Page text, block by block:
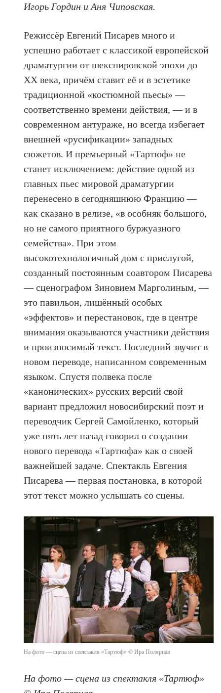
Игорь Гордин и Аня Чиповская.
Режиссёр Евгений Писарев много и
успешно работает с классикой европейской
драматургии от шекспировской эпохи до
ХХ века, причём ставит её и в эстетике
традиционной «костюмной пьесы» —
соответственно времени действия, — и в
современном антураже, но всегда избегает
внешней «русификации» западных
сюжетов. И премьерный «Тартюф» не
станет исключением: действие одной из
главных пьес мировой драматургии
перенесено в сегодняшнюю Францию —
как сказано в релизе, «в особняк большого,
но не самого приятного буржуазного
семейства». При этом
высокотехнологичный дом с прислугой,
созданный постоянным соавтором Писарева
— сценографом Зиновием Марголиным, —
это павильон, лишённый особых
«эффектов» и перестановок, где в центре
внимания оказываются участники действия
и произносимый текст. Последний звучит в
новом переводе, написанном современным
языком. Спустя полвека после
«канонических» русских версий свой
вариант предложил новосибирский поэт и
переводчик Сергей Самойленко, который
уже пять лет назад говорил о создании
нового перевода «Тартюфа» как о своей
важнейшей задаче. Спектакль Евгения
Писарева — первая постановка, в которой
этот текст можно услышать со сцены.
На фото — сцена из спектакля «Тартюф» © Ира Полярная
На фото — сцена из спектакля «Тартюф»